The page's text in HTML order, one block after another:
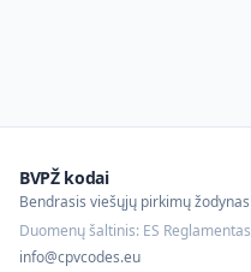
BVPŽ kodai
Bendrasis viešųjų pirkimų žodynas
Duomenų šaltinis: ES
info@cpvcodes.eu